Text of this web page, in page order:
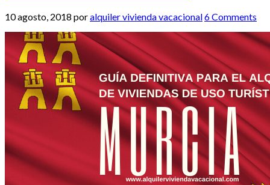
10 agosto, 2018 poralquiler vivienda vacacional6 Comments